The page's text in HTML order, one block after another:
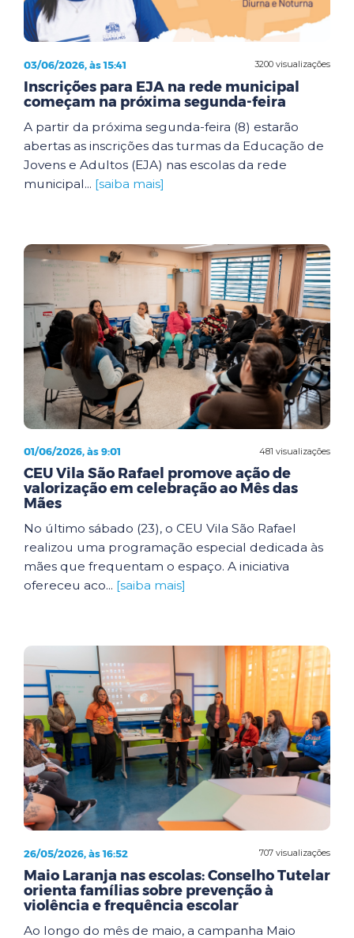
3200 visualizações
03/06/2026, às 15:41
Inscrições para EJA na rede municipal
começam na próxima segunda-feira
A partir da próxima segunda-feira (8) estarão
abertas as inscrições das turmas da Educação de
Jovens e Adultos (EJA) nas escolas da rede
municipal... [saiba mais]
481 visualizações
01/06/2026, às 9:01
CEU Vila São Rafael promove ação de
valorização em celebração ao Mês das
Mães
No último sábado (23), o CEU Vila São Rafael
realizou uma programação especial dedicada às
mães que frequentam o espaço. A iniciativa
ofereceu aco... [saiba mais]
707 visualizações
26/05/2026, às 16:52
Maio Laranja nas escolas: Conselho Tutelar
orienta famílias sobre prevenção à
violência e frequência escolar
Ao longo do mês de maio, a campanha Maio